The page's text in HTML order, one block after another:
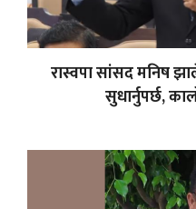
रास्वपा सांसद मनिष
सुधार्नुपर्छ,